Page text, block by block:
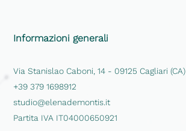
Informazioni generali
Via Stanislao Caboni, 14 - 09125 Cagliari (CA)
+39 379 1698912
studio@elenademontis.it
Partita IVA IT04000650921